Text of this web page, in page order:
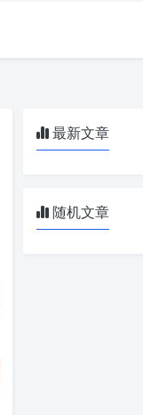
最新文章
随机文章